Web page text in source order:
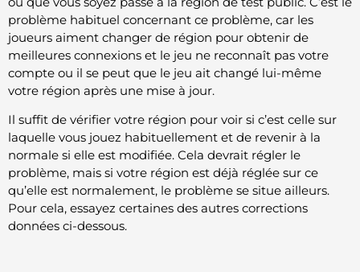
problème habituel concernant ce problème, car les
joueurs aiment changer de région pour obtenir de
meilleures connexions et le jeu ne reconnaît pas votre
compte ou il se peut que le jeu ait changé lui-même
votre région après une mise à jour.
Il suffit de vérifier votre région pour voir si c’est celle sur
laquelle vous jouez habituellement et de revenir à la
normale si elle est modifiée. Cela devrait régler le
problème, mais si votre région est déjà réglée sur ce
qu’elle est normalement, le problème se situe ailleurs.
Pour cela, essayez certaines des autres corrections
données ci-dessous.